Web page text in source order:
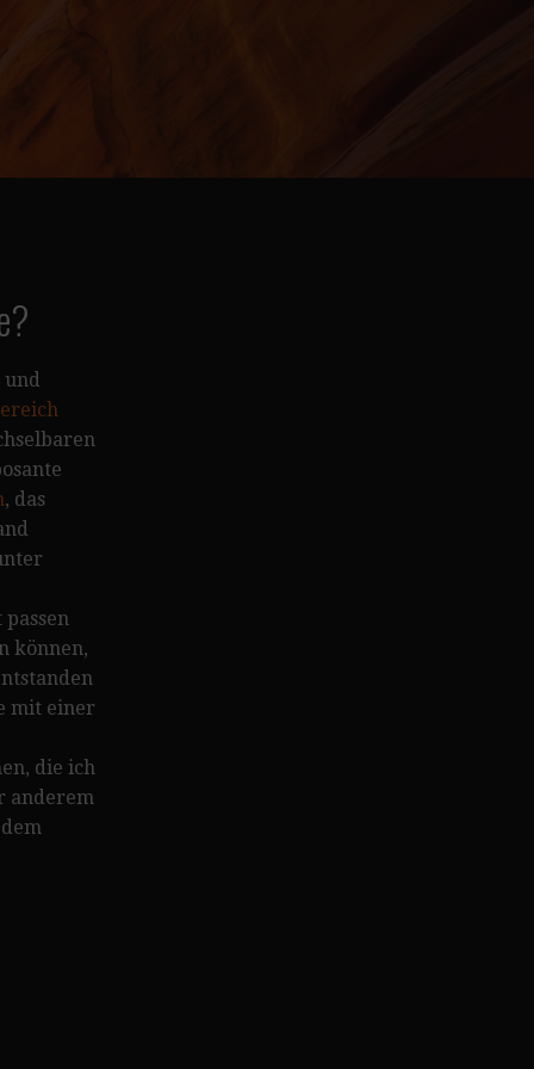
und
, das
können,
mit einer
die ich
anderem